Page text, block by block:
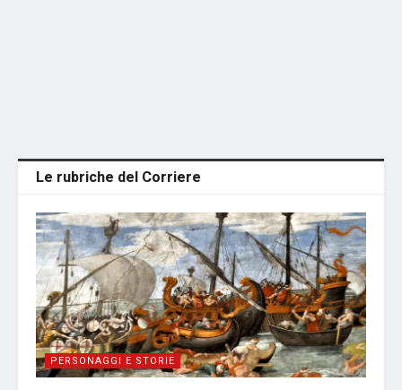
Le rubriche del Corriere
PERSONAGGI E STORIE